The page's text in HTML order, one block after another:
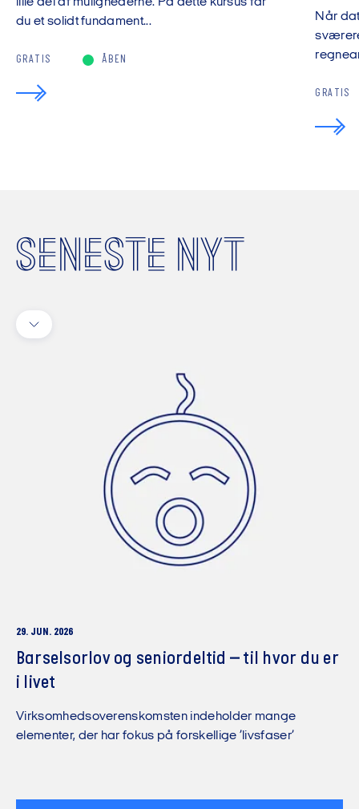
lille del af mulighederne. På dette kursus får
du et solidt fundament...
GRATIS ÅBEN
Når
GRATIS
SENESTE NYT
29. JUN. 2026
Barselsorlov og seniordeltid – til hvor du er
i livet
Virksomhedsoverenskomsten indeholder mange
elementer, der har fokus på forskellige ’livsfaser’